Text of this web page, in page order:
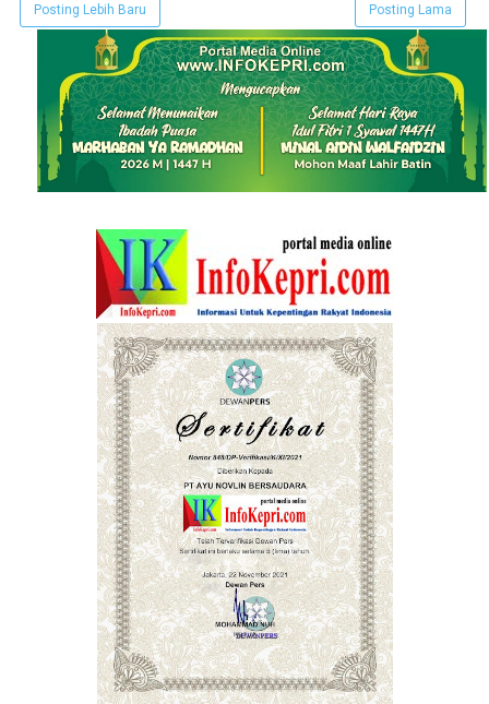
Posting Lebih Baru Posting Lama